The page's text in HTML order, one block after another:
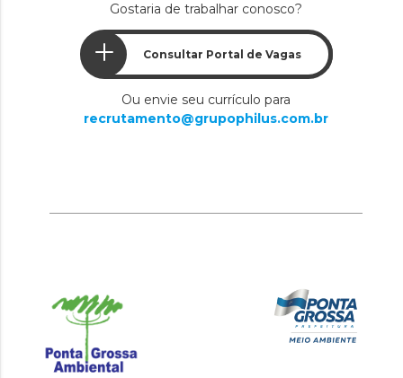
Gostaria de trabalhar conosco?
Consultar Portal de Vagas
Ou envie seu currículo para
recrutamento@grupophilus.com.br